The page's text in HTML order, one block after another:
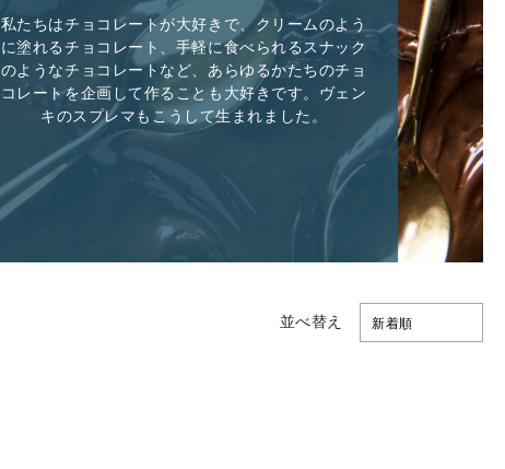
私たちはチョコレートが大好きで、クリームのよう
に塗れるチョコレート、手軽に食べられるスナック
のようなチョコレートなど、あらゆるかたちのチョ
コレートを企画して作ることも大好きです。ヴェン
キのスプレマもこうして生まれました。
並べ替え 新着順